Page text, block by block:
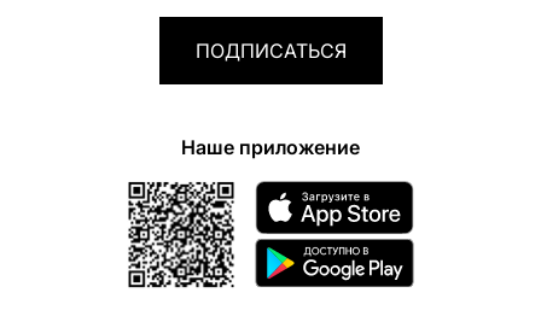
ПОДПИСАТЬСЯ
Наше приложение